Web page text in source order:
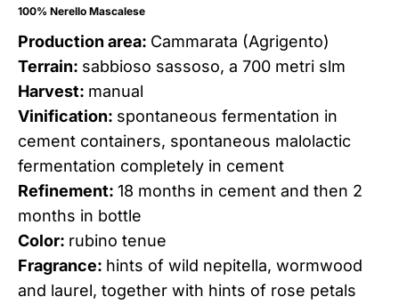
100% Nerello Mascalese
Production area: Cammarata (Agrigento)
Terrain: sabbioso sassoso, a 700 metri slm
Harvest: manual
Vinification: spontaneous fermentation in
cement containers, spontaneous malolactic
fermentation completely in cement
Refinement: 18 months in cement and then 2
months in bottle
Color: rubino tenue
Fragrance: hints of wild nepitella, wormwood
and laurel, together with hints of rose petals